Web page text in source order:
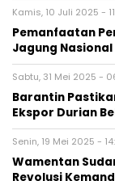
Kamis, 10 Juli 2025 -
Pemanfaatan
Jagung
Sabtu, 31 Mei 2025 -
Barantin
Ekspor Durian
Senin, 19 Mei 2025 -
Wamentan
Revolusi